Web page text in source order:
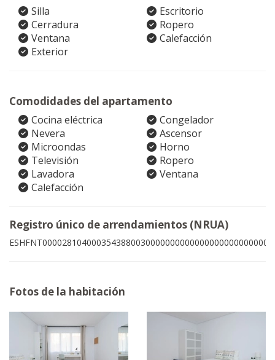
Silla
Escritorio
Cerradura
Ropero
Ventana
Calefacción
Exterior
Comodidades del apartamento
Cocina eléctrica
Congelador
Nevera
Ascensor
Microondas
Horno
Televisión
Ropero
Lavadora
Ventana
Calefacción
Registro único de arrendamientos (NRUA)
ESHFNT00002810400035438800300000000000000000000000001
Fotos de la habitación